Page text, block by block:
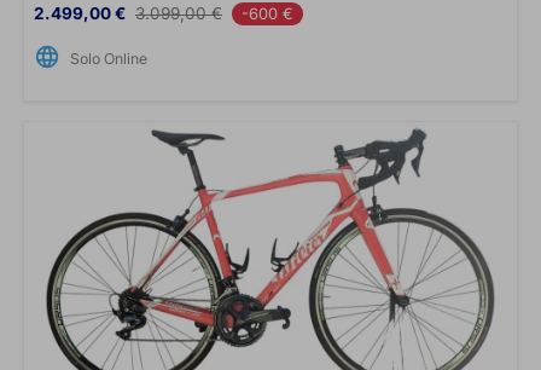
Prezzo
2.499,00 € Prezzo base
3.099,00 € -600 €
language Solo Online